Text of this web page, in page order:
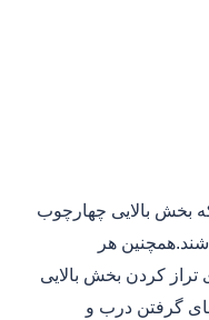
بخش بالایی چهارچوب
هر
تراز کردن بخش بالایی
گرفتن درب و